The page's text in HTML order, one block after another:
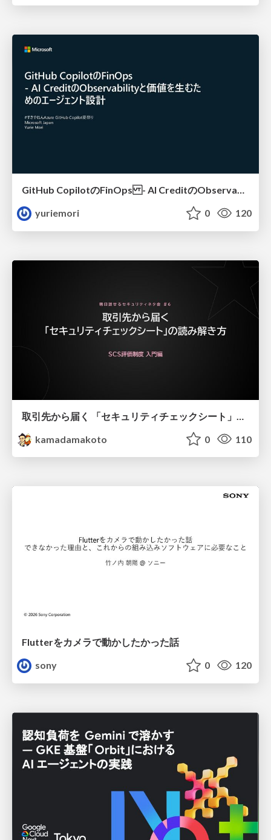
GitHub CopilotのFinOps - AI CreditのObservabilityと価値を生むためのエージェント設計
yuriemori
0 120
kamadamakoto
0 110
Flutterをカメラで動かしたかった話
sony
0 120